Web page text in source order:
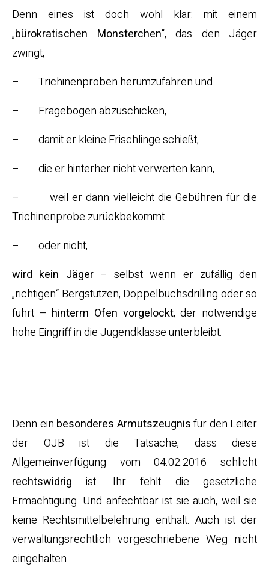
Denn eines ist doch wohl klar: mit einem
„bürokratischen Monsterchen“, das den Jäger
zwingt,
– Trichinenproben herumzufahren und
– Fragebogen abzuschicken,
– damit er kleine Frischlinge schießt,
– die er hinterher nicht verwerten kann,
– weil er dann vielleicht die Gebühren für die
Trichinenprobe zurückbekommt
– oder nicht,
wird kein Jäger– selbst wenn er zufällig den
„richtigen“ Bergstutzen, Doppelbüchsdrilling oder so
führt – hinterm Ofen vorgelockt; der notwendige
hohe Eingriff in die Jugendklasse unterbleibt.
Denn ein besonderes Armutszeugnisfür den Leiter
der OJB ist die Tatsache, dass diese
Allgemeinverfügung vom 04.02.2016 schlicht
rechtswidrig ist. Ihr fehlt die gesetzliche
Ermächtigung. Und anfechtbar ist sie auch, weil sie
keine Rechtsmittelbelehrung enthält. Auch ist der
verwaltungsrechtlich vorgeschriebene Weg nicht
eingehalten.